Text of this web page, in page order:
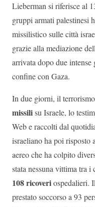
Lieberman si riferisce al
gruppi armati palestinesi
missilistico sulle città
grazie alla mediazione
arrivata dopo due
confine con Gaza.
In due giorni, il
missilisu Israele, lo
Web e raccolti dal
israeliano ha poi risposto
aereo che ha colpito
stata nessuna vittima tra
108ricoveriospedalieri.
prestato soccorso a 93